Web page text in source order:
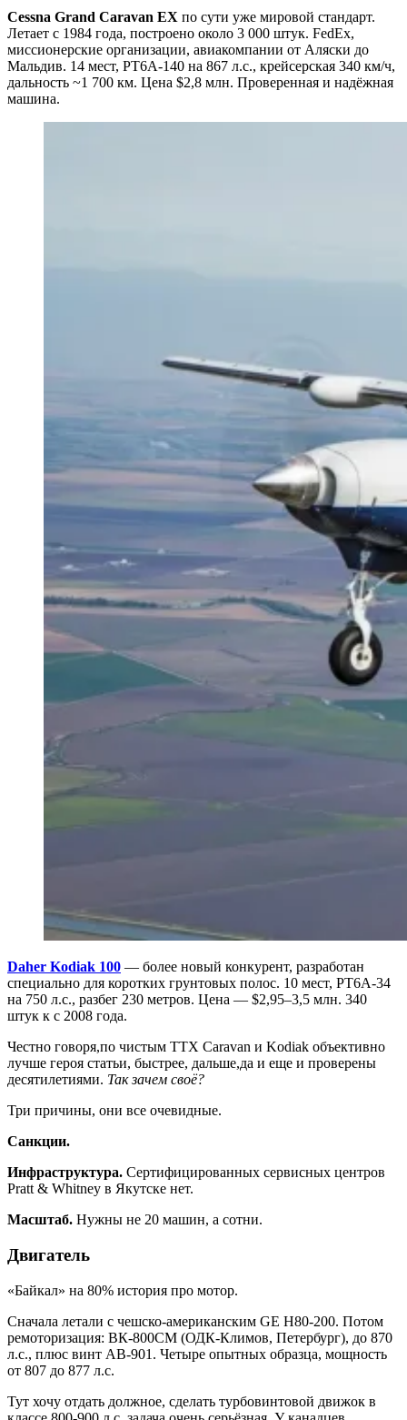
Cessna Grand Caravan EX по сути уже мировой стандарт.
Летает с 1984 года, построено около 3 000 штук. FedEx,
миссионерские организации, авиакомпании от Аляски до
Мальдив. 14 мест, PT6A-140 на 867 л.с., крейсерская 340 км/ч,
дальность ~1 700 км. Цена $2,8 млн. Проверенная и надёжная
машина.
Daher Kodiak 100 — более новый конкурент, разработан
специально для коротких грунтовых полос. 10 мест, PT6A-34
на 750 л.с., разбег 230 метров. Цена — $2,95–3,5 млн. 340
штук к с 2008 года.
Честно говоря,по чистым ТТХ Caravan и Kodiak объективно
лучше героя статьи, быстрее, дальше,да и еще и проверены
десятилетиями. Так зачем своё?
Три причины, они все очевидные.
Санкции.
Инфраструктура. Сертифицированных сервисных центров
Pratt & Whitney в Якутске нет.
Масштаб. Нужны не 20 машин, а сотни.
Двигатель
«Байкал» на 80% история про мотор.
Сначала летали с чешско-американским GE H80-200. Потом
ремоторизация: ВК-800СМ (ОДК-Климов, Петербург), до 870
л.с., плюс винт АВ-901. Четыре опытных образца, мощность
от 807 до 877 л.с.
Тут хочу отдать должное, сделать турбовинтовой движок в